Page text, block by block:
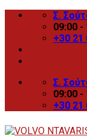
Skip
Σ.
09:00 -
+30 21
Σ.
09:00 -
+30 21